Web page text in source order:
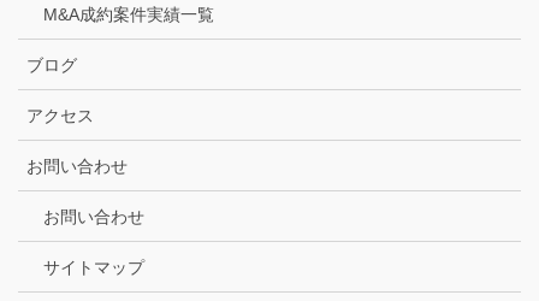
M&A成約案件実績一覧
ブログ
アクセス
お問い合わせ
お問い合わせ
サイトマップ